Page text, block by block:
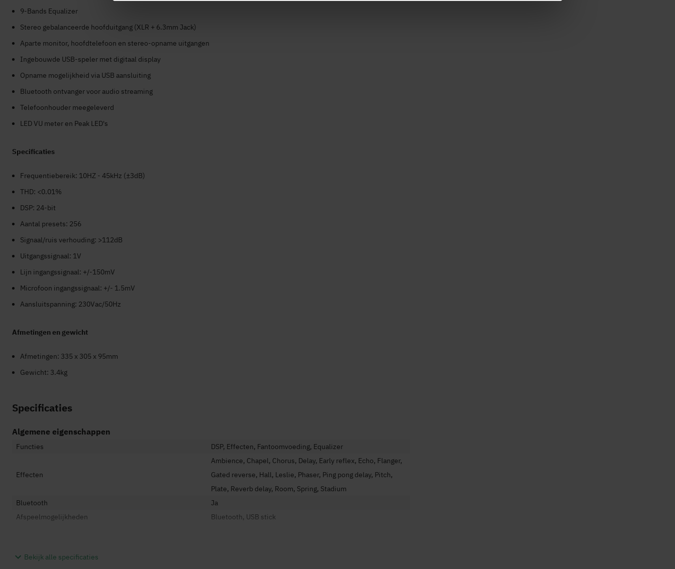
9-Bands Equalizer
Stereo gebalanceerde hoofduitgang (XLR + 6.3mm Jack)
Aparte monitor, hoofdtelefoon en stereo-opname uitgangen
Ingebouwde USB-speler met digitaal display
Opname mogelijkheid via USB aansluiting
Bluetooth ontvanger voor audio streaming
Telefoonhouder meegeleverd
LED VU meter en Peak LED's
Specificaties
Frequentiebereik: 10HZ - 45kHz (±3dB)
THD: <0.01%
DSP: 24-bit
Aantal presets: 256
Signaal/ruis verhouding: >112dB
Uitgangssignaal: 1V
Lijn ingangssignaal: +/-150mV
Microfoon ingangssignaal: +/- 1.5mV
Aansluitspanning: 230Vac/50Hz
Afmetingen en gewicht
Afmetingen: 335 x 305 x 95mm
Gewicht: 3.4kg
Specificaties
Algemene eigenschappen
Functies DSP, Effecten, Fantoomvoeding, Equalizer
Effecten
Ambience, Chapel, Chorus, Delay, Early reflex, Echo, Flanger,
Gated reverse, Hall, Leslie, Phaser, Ping pong delay, Pitch,
Plate, Reverb delay, Room, Spring, Stadium
Bluetooth
Ja
Afspeelmogelijkheden
Bluetooth, USB stick
Signal-to-noise ratio
Bekijk alle specificaties